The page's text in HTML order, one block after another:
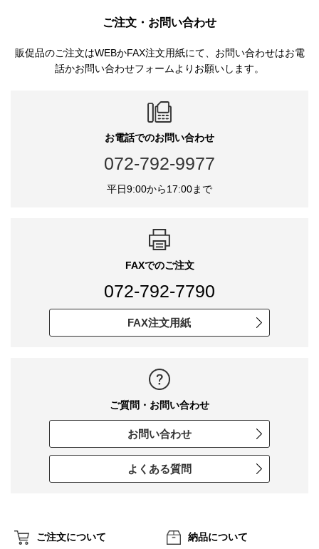
ご注文・お問い合わせ
販促品のご注文はWEBかFAX注文用紙にて、お問い合わせはお電
話かお問い合わせフォームよりお願いします。
お電話でのお問い合わせ
072-792-9977
平日9:00から17:00まで
FAXでのご注文
072-792-7790
FAX注文用紙
ご質問・お問い合わせ
お問い合わせ
よくある質問
ご注文について 納品について